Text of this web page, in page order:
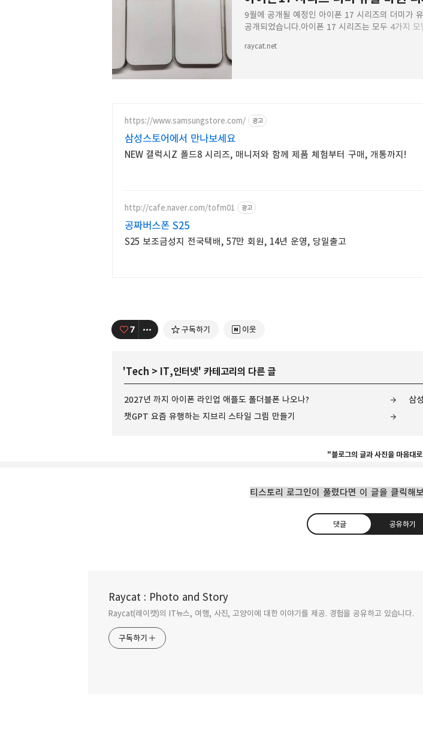
9월에 공개될 예정인 아이폰 17 시리즈의 더미가
공개되었습니다.아이폰 17 시리즈는 모두 4가지 모
raycat.net
https://www.samsungstore.com/ 광고
삼성스토어에서 만나보세요
NEW 갤럭시Z 폴드8 시리즈, 매니저와 함께 제품 체험부터 구매, 개통까지!
http://cafe.naver.com/tofm01 광고
공짜버스폰 S25
S25 보조금성지 전국택배, 57만 회원, 14년 운영, 당일출고
7 구독하기 이웃
'Tech > IT,인터넷' 카테고리의 다른 글
2027년 까지 아이폰 라인업 애플도 폴더블폰 나오나?
삼
챗GPT 요즘 유행하는 지브리 스타일 그림 만들기
"블로그의 글과 사진을 마음대
티스토리 로그인이 풀렸다면 이 글을 클릭해
댓글 공유하기
Raycat : Photo and Story
Raycat(레이캣)의 IT뉴스, 여행, 사진, 고양이에 대한 이야기를 제공. 경험을 공유하고 있습니다.
구독하기
구글 AI 제미나이 화면, 카메라 공유 기능 개방
그동안 유료 사용자만 사용할 수 있었던 구글 제미나이의 화면과 카메라 공유 기능이 모든 사